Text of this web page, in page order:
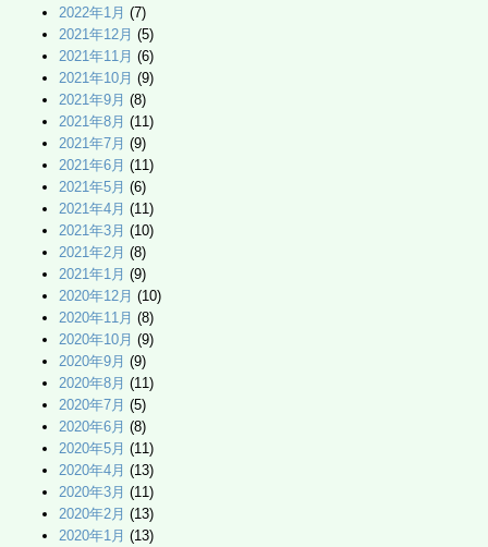
2022年1月 (7)
2021年12月 (5)
2021年11月 (6)
2021年10月 (9)
2021年9月 (8)
2021年8月 (11)
2021年7月 (9)
2021年6月 (11)
2021年5月 (6)
2021年4月 (11)
2021年3月 (10)
2021年2月 (8)
2021年1月 (9)
2020年12月 (10)
2020年11月 (8)
2020年10月 (9)
2020年9月 (9)
2020年8月 (11)
2020年7月 (5)
2020年6月 (8)
2020年5月 (11)
2020年4月 (13)
2020年3月 (11)
2020年2月 (13)
2020年1月 (13)